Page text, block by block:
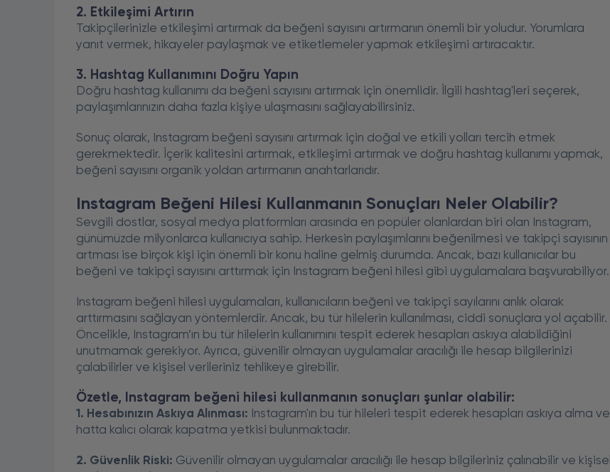
2. Etkileşimi Artırın
Takipçilerinizle etkileşimi artırmak da beğeni sayısını artırmanın önemli bir yoludur. Yorumlara
yanıt vermek, hikayeler paylaşmak ve etiketlemeler yapmak etkileşimi artıracaktır.
3. Hashtag Kullanımını Doğru Yapın
Doğru hashtag kullanımı da beğeni sayısını artırmak için önemlidir. İlgili hashtag'leri seçerek,
paylaşımlarınızın daha fazla kişiye ulaşmasını sağlayabilirsiniz.
Sonuç olarak, Instagram beğeni sayısını artırmak için doğal ve etkili yolları tercih etmek
gerekmektedir. İçerik kalitesini artırmak, etkileşimi artırmak ve doğru hashtag kullanımı yapmak,
beğeni sayısını organik yoldan artırmanın anahtarlarıdır.
Instagram Beğeni Hilesi Kullanmanın Sonuçları Neler Olabilir?
Sevgili dostlar, sosyal medya platformları arasında en popüler olanlardan biri olan Instagram,
günümüzde milyonlarca kullanıcıya sahip. Herkesin paylaşımlarını beğenilmesi ve takipçi sayısının
artması ise birçok kişi için önemli bir konu haline gelmiş durumda. Ancak, bazı kullanıcılar bu
beğeni ve takipçi sayısını arttırmak için Instagram beğeni hilesi gibi uygulamalara başvurabiliyor.
Instagram beğeni hilesi uygulamaları, kullanıcıların beğeni ve takipçi sayılarını anlık olarak
arttırmasını sağlayan yöntemlerdir. Ancak, bu tür hilelerin kullanılması, ciddi sonuçlara yol açabilir.
Öncelikle, Instagram’ın bu tür hilelerin kullanımını tespit ederek hesapları askıya alabildiğini
unutmamak gerekiyor. Ayrıca, güvenilir olmayan uygulamalar aracılığı ile hesap bilgilerinizi
çalabilirler ve kişisel verileriniz tehlikeye girebilir.
Özetle, Instagram beğeni hilesi kullanmanın sonuçları şunlar olabilir:
1. Hesabınızın Askıya Alınması: Instagram'ın bu tür hileleri tespit ederek hesapları askıya alma ve
hatta kalıcı olarak kapatma yetkisi bulunmaktadır.
2. Güvenlik Riski: Güvenilir olmayan uygulamalar aracılığı ile hesap bilgileriniz çalınabilir ve kişisel